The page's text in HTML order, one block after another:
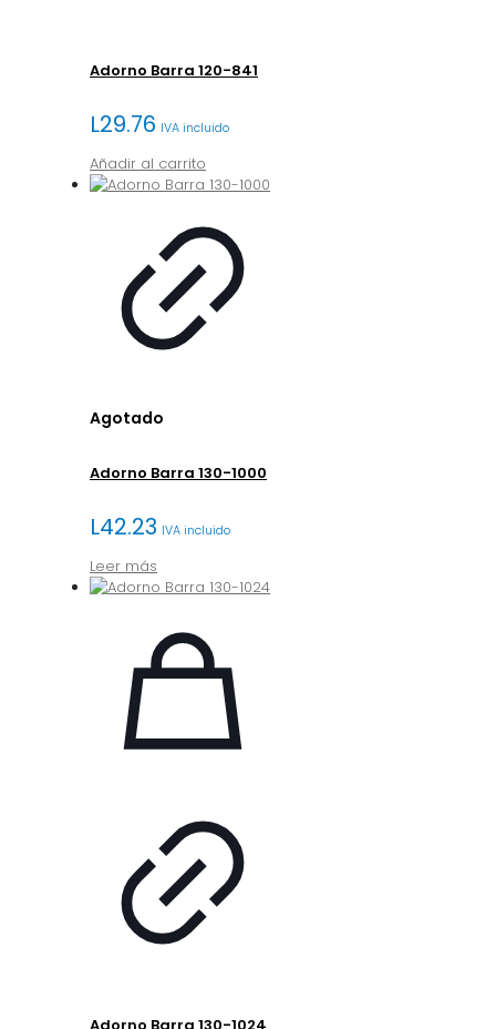
Adorno Barra 120-841
L29.76 IVA incluido
Añadir al carrito
Agotado
Adorno Barra 130-1000
L42.23 IVA incluido
Leer más